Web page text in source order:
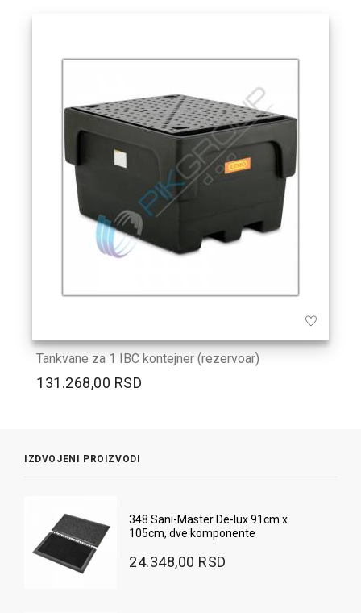
Tankvane za 1 IBC kontejner (rezervoar)
131.268,00 RSD
IZDVOJENI PROIZVODI
348 Sani-Master De-lux 91cm x
105cm, dve komponente
24.348,00 RSD